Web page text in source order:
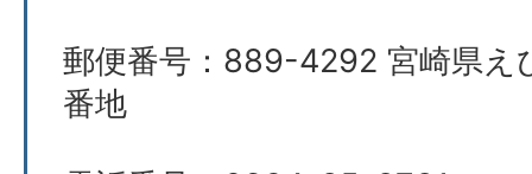
郵便番号：889-4292 宮崎県え
番地